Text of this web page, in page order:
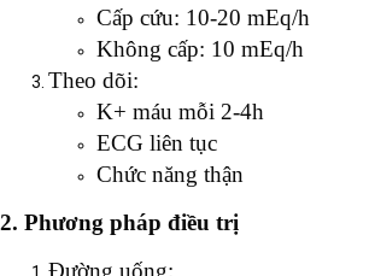
Cấp cứu: 10-20 mEq/h
Không cấp: 10 mEq/h
Theo dõi:
K+ máu mỗi 2-4h
ECG liên tục
Chức năng thận
2. Phương pháp điều trị
Đường uống: